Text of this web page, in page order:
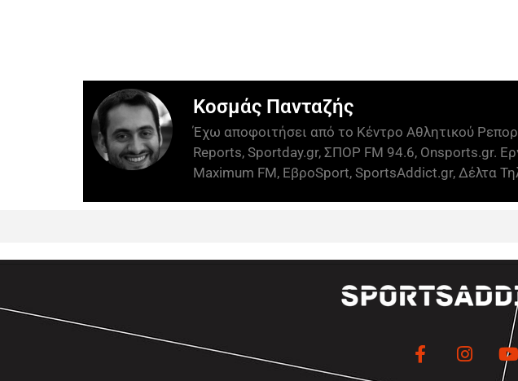
Κοσμάς Πανταζής
Έχω αποφοιτήσει από το Κέντρο Αθλητικού
Reports, Sportday.gr, ΣΠΟΡ FM 94.6, Onsports.gr.
Maximum FM, ΕβροSport, SportsAddict.gr, Δέλτα